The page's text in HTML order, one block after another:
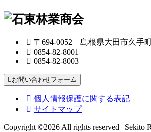
〒694-0052 島根県大田市久手
0854-82-8001
0854-82-8003
お問い合わせフォーム
個人情報保護に関する表記
サイトマップ
Copyright ©2026 All rights reserved | Sekito